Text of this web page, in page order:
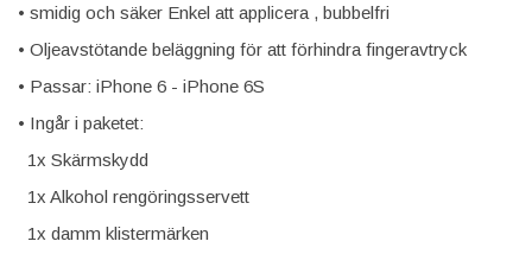
• smidig och säker Enkel att applicera , bubbelfri
• Oljeavstötande beläggning för att förhindra fingeravtryck
• Passar: iPhone 6 - iPhone 6S
• Ingår i paketet:
1x Skärmskydd
1x Alkohol rengöringsservett
1x damm klistermärken